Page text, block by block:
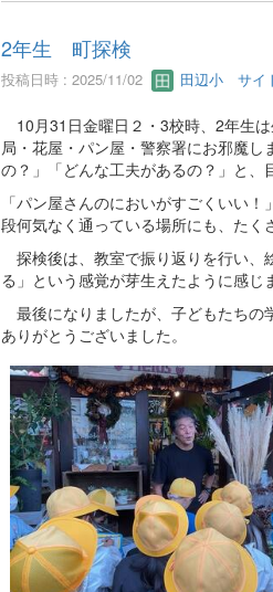
2年生 町探検
投稿日時 : 2025/11/02 田辺小 サイ
10月31日金曜日２・3校時、2年生
局・花屋・パン屋・警察署にお邪魔
の？」「どんな工夫があるの？」と、
「パン屋さんのにおいがすごくいい
段何気なく通っている場所にも、たく
探検後は、教室で振り返りを行い、
る」という感覚が芽生えたように感じ
最後になりましたが、子どもたちの
ありがとうございました。